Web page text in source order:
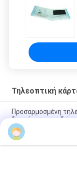
Τηλεοπτική
Προσαρμοσμένη
διαφήμιση των
VIF πλήρες χρώμα
τηλεοπτικό και
Τηλεοπτική κάρτα